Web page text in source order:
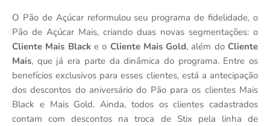
O Pão de Açúcar reformulou seu programa de fidelidade, o
Pão de Açúcar Mais, criando duas novas segmentações: o
Cliente Mais Blacke o Cliente Mais Gold, além doCliente
Mais, que já era parte da dinâmica do programa. Entre os
benefícios exclusivos para esses clientes, está a antecipação
dos descontos do aniversário do Pão para os clientes Mais
Black e Mais Gold. Ainda, todos os clientes cadastrados
contam com descontos na troca de Stix pela linha de